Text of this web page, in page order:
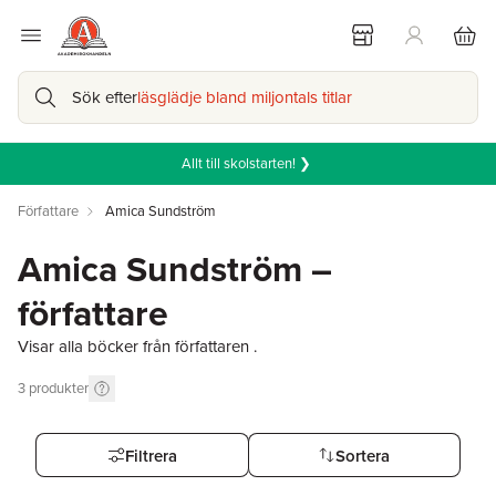
Sök efterläsglädje bland miljontals titlar
Allt till skolstarten! ❯
Författare Amica Sundström
Amica Sundström –
författare
Visar alla böcker från författaren .
3 produkter
Filtrera Sortera